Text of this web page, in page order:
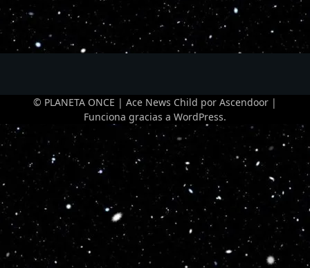
© PLANETA ONCE | Ace News Child por Ascendoor |
Funciona gracias a WordPress.